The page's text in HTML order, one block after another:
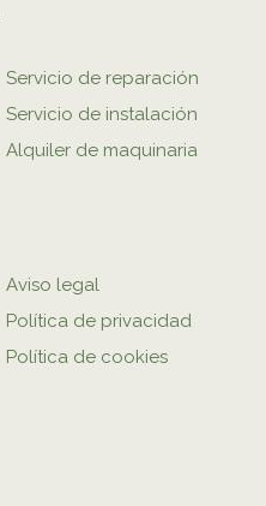
Servicio de reparación
Servicio de instalación
Alquiler de maquinaria
Aviso legal
Política de privacidad
Política de cookies